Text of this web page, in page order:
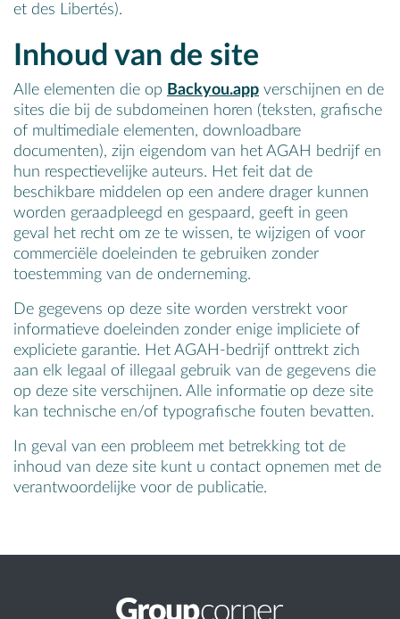
et des Libertés).
Inhoud van de site
Alle elementen die op Backyou.app verschijnen en de
sites die bij de subdomeinen horen (teksten, grafische
of multimediale elementen, downloadbare
documenten), zijn eigendom van het AGAH bedrijf en
hun respectievelijke auteurs. Het feit dat de
beschikbare middelen op een andere drager kunnen
worden geraadpleegd en gespaard, geeft in geen
geval het recht om ze te wissen, te wijzigen of voor
commerciële doeleinden te gebruiken zonder
toestemming van de onderneming.
De gegevens op deze site worden verstrekt voor
informatieve doeleinden zonder enige impliciete of
expliciete garantie. Het AGAH-bedrijf onttrekt zich
aan elk legaal of illegaal gebruik van de gegevens die
op deze site verschijnen. Alle informatie op deze site
kan technische en/of typografische fouten bevatten.
In geval van een probleem met betrekking tot de
inhoud van deze site kunt u contact opnemen met de
verantwoordelijke voor de publicatie.